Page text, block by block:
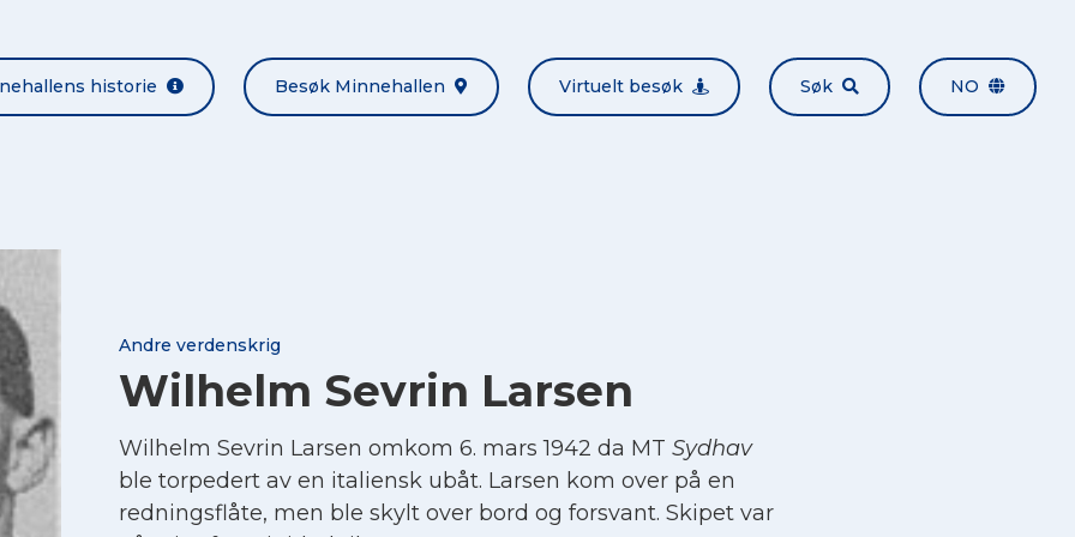
historie Besøk Minnehallen Virtuelt besøk Søk NO
Andre verdenskrig
Wilhelm Sevrin Larsen
Wilhelm Sevrin Larsen omkom 6. mars 1942 da MT Sydhav
ble torpedert av en italiensk ubåt. Larsen kom over på en
redningsflåte, men ble skylt over bord og forsvant. Skipet var